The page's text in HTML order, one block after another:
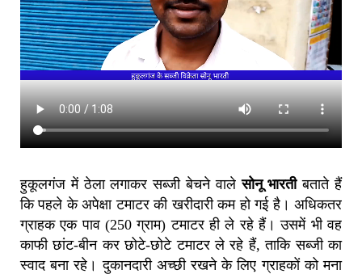
हुकूलगंज में ठेला लगाकर सब्जी बेचने वालेसोनू भारतीबताते हैं
कि पहले के अपेक्षा टमाटर की खरीदारी कम हो गई है। अधिकतर
ग्राहक एक पाव (250 ग्राम) टमाटर ही ले रहे हैं। उसमें भी वह
काफी छांट-बीन कर छोटे-छोटे टमाटर ले रहे हैं, ताकि सब्जी का
स्वाद बना रहे। दुकानदारी अच्छी रखने के लिए ग्राहकों को मना